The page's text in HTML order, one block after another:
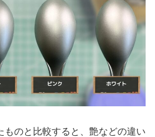
ものと比較すると、艶などの違い